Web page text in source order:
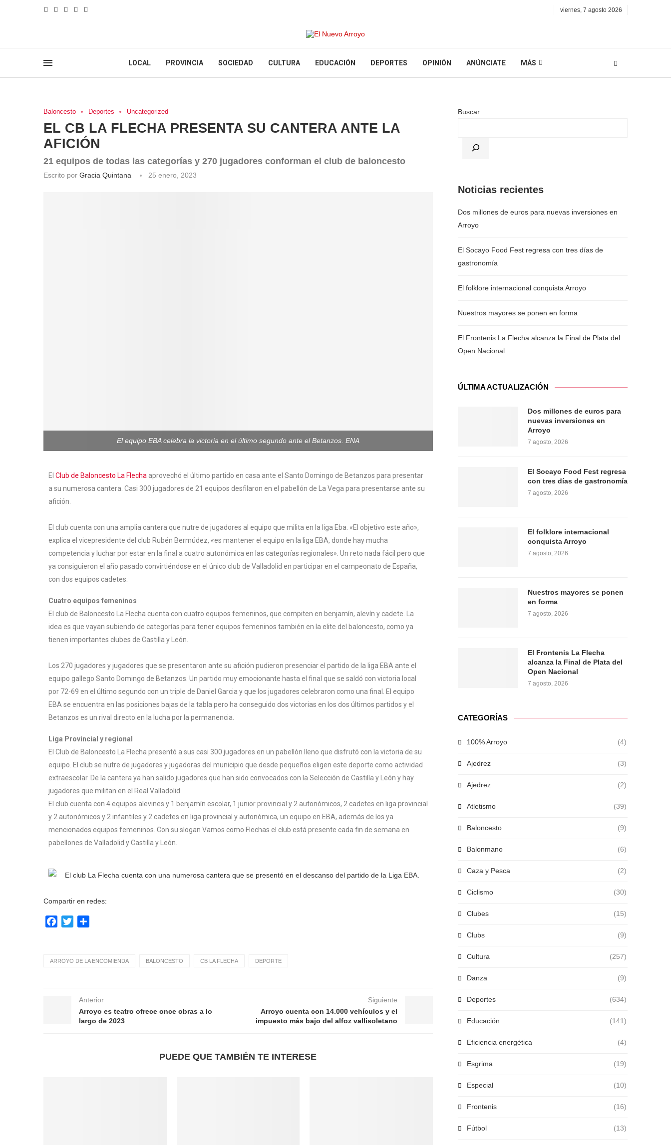
viernes, 7 agosto 2026
LOCAL PROVINCIA SOCIEDAD CULTURA EDUCACIÓN DEPORTES OPINIÓN ANÚNCIATE MÁS
Baloncesto Deportes Uncategorized
EL CB LA FLECHA PRESENTA SU CANTERA ANTE LA
AFICIÓN
21 equipos de todas las categorías y 270 jugadores conforman el club de baloncesto
Escrito por Gracia Quintana 25 enero, 2023
El equipo EBA celebra la victoria en el último segundo ante el Betanzos. ENA
El Club de Baloncesto La Flecha aprovechó el último partido en casa ante el Santo Domingo de Betanzos para presentar
a su numerosa cantera. Casi 300 jugadores de 21 equipos desfilaron en el pabellón de La Vega para presentarse ante su
afición.
El club cuenta con una amplia cantera que nutre de jugadores al equipo que milita en la liga Eba. «El objetivo este año»,
explica el vicepresidente del club Rubén Bermúdez, «es mantener el equipo en la liga EBA, donde hay mucha
competencia y luchar por estar en la final a cuatro autonómica en las categorías regionales». Un reto nada fácil pero que
ya consiguieron el año pasado convirtiéndose en el único club de Valladolid en participar en el campeonato de España,
con dos equipos cadetes.
Cuatro equipos femeninos
El club de Baloncesto La Flecha cuenta con cuatro equipos femeninos, que compiten en benjamín, alevín y cadete. La
idea es que vayan subiendo de categorías para tener equipos femeninos también en la elite del baloncesto, como ya
tienen importantes clubes de Castilla y León.
Los 270 jugadores y jugadores que se presentaron ante su afición pudieron presenciar el partido de la liga EBA ante el
equipo gallego Santo Domingo de Betanzos. Un partido muy emocionante hasta el final que se saldó con victoria local
por 72-69 en el último segundo con un triple de Daniel Garcia y que los jugadores celebraron como una final. El equipo
EBA se encuentra en las posiciones bajas de la tabla pero ha conseguido dos victorias en los dos últimos partidos y el
Betanzos es un rival directo en la lucha por la permanencia.
Liga Provincial y regional
El Club de Baloncesto La Flecha presentó a sus casi 300 jugadores en un pabellón lleno que disfrutó con la victoria de su
equipo. El club se nutre de jugadores y jugadoras del municipio que desde pequeños eligen este deporte como actividad
extraescolar. De la cantera ya han salido jugadores que han sido convocados con la Selección de Castilla y León y hay
jugadores que militan en el Real Valladolid.
El club cuenta con 4 equipos alevines y 1 benjamín escolar, 1 junior provincial y 2 autonómicos, 2 cadetes en liga provincial
y 2 autonómicos y 2 infantiles y 2 cadetes en liga provincial y autonómica, un equipo en EBA, además de los ya
mencionados equipos femeninos. Con su slogan Vamos como Flechas el club está presente cada fin de semana en
pabellones de Valladolid y Castilla y León.
Compartir en redes:
Facebook
Twitter
ARROYO DE LA ENCOMIENDA BALONCESTO CB LA FLECHA DEPORTE
Anterior
Arroyo es teatro ofrece once obras a lo
largo de 2023
Siguiente
Arroyo cuenta con 14.000 vehículos y el
impuesto más bajo del alfoz vallisoletano
PUEDE QUE TAMBIÉN TE INTERESE
Buscar
Noticias recientes
Dos millones de euros para nuevas inversiones en
Arroyo
El Socayo Food Fest regresa con tres días de
gastronomía
El folklore internacional conquista Arroyo
Nuestros mayores se ponen en forma
El Frontenis La Flecha alcanza la Final de Plata del
Open Nacional
ÚLTIMA ACTUALIZACIÓN
Dos millones de euros para
nuevas inversiones en
Arroyo
7 agosto, 2026
El Socayo Food Fest regresa
con tres días de gastronomía
7 agosto, 2026
El folklore internacional
conquista Arroyo
7 agosto, 2026
Nuestros mayores se ponen
en forma
7 agosto, 2026
El Frontenis La Flecha
alcanza la Final de Plata del
Open Nacional
7 agosto, 2026
CATEGORÍAS
100% Arroyo (4)
Ajedrez (3)
Ajedrez (2)
Atletismo (39)
Baloncesto (9)
Balonmano (6)
Caza y Pesca (2)
Ciclismo (30)
Clubes (15)
Clubs (9)
Cultura (257)
Danza (9)
Deportes (634)
Educación (141)
Eficiencia energética (4)
Esgrima (19)
Especial (10)
Frontenis (16)
Fútbol (13)